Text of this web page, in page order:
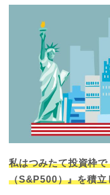
私はつみたて投資枠
（S&P500）』を積立